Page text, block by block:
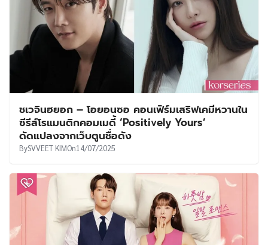
ชเวจินฮยอก – โอยอนซอ คอนเฟิร์มเสริฟเคมีหวานใน
ซีรีส์โรแมนติกคอมเมดี้ ‘Positively Yours’
ดัดแปลงจากเว็บตูนชื่อดัง
BySVVEET KIMOn14/07/2025